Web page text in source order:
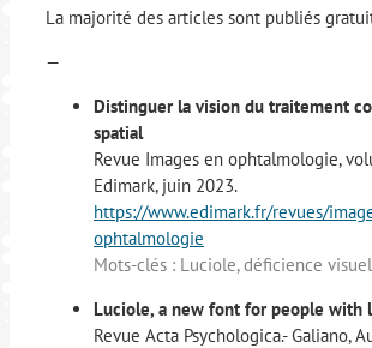
La majorité des articles sont publiés
—
Distinguer la vision du traitement
spatial
Revue Images en ophtalmologie,
Edimark, juin 2023.
https://www.edimark.fr/revues/
ophtalmologie
Mots-clés : Luciole, déficience
Luciole, a new font for people with
Revue Acta Psychologica.- Galiano,